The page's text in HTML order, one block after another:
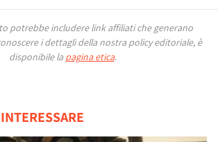
potrebbe includere link affiliati che generano
i dettagli della nostra policy editoriale, è
disponibile la pagina etica.